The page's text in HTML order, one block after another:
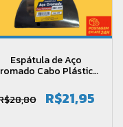
Espátula de Aço
Cabo Plástico
(15cm)- Castor
R$21,95